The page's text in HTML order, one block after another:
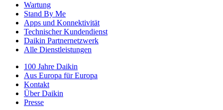
Wartung
Stand By Me
Apps und Konnektivität
Technischer Kundendienst
Daikin Partnernetzwerk
Alle Dienstleistungen
100 Jahre Daikin
Aus Europa für Europa
Kontakt
Über Daikin
Presse